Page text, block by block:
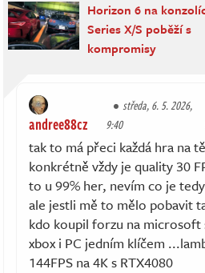
Horizon 6 na
Series X/S poběží s
kompromisy
andree88cz
středa, 6. 5. 2026,
9:40
tak to má přeci každá hra na
konkrétně vždy je quality 30
to u 99% her, nevím co je
ale jestli mě to mělo pobavit
kdo koupil forzu na
xbox i PC jedním klíčem
144FPS na 4K s RTX4080